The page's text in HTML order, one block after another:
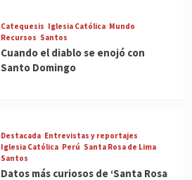
Catequesis Iglesia Católica Mundo
Recursos Santos
Cuando el diablo se enojó con
Santo Domingo
Destacada Entrevistas y reportajes
Iglesia Católica Perú Santa Rosa de Lima
Santos
Datos más curiosos de ‘Santa Rosa